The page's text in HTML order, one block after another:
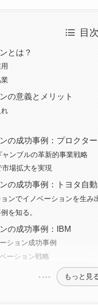
目次
とは？
の意義とメリット
の成功事例：プロクタ
ンブルの革新的事業戦略
場拡大を実現
の成功事例：トヨタ自
ンでイノベーションを生み
を知る。
の成功事例：IBM
ション成功事例
ーション戦略
もっと見